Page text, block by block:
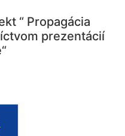
“ Propagácia
prezentácií